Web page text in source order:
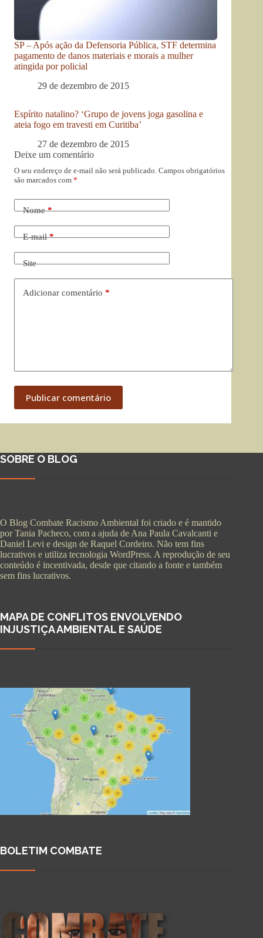
SP – Após ação da Defensoria Pública, STF determina
pagamento de danos materiais e morais a mulher
atingida por policial
29 de dezembro de 2015
Espírito natalino? ‘Grupo de jovens joga gasolina e
ateia fogo em travesti em Curitiba’
27 de dezembro de 2015
Deixe um comentário
O seu endereço de e-mail não será publicado. Campos obrigatórios
são marcados com *
Nome*
E-mail*
Site
Adicionar comentário *
Publicar comentário
SOBRE O BLOG
O Blog Combate Racismo Ambiental foi criado e é mantido
por Tania Pacheco, com a ajuda de Ana Paula Cavalcanti e
Daniel Levi e design de Raquel Cordeiro. Não tem fins
lucrativos e utiliza tecnologia WordPress. A reprodução de seu
conteúdo é incentivada, desde que citando a fonte e também
sem fins lucrativos.
MAPA DE CONFLITOS ENVOLVENDO
INJUSTIÇA AMBIENTAL E SAÚDE
BOLETIM COMBATE